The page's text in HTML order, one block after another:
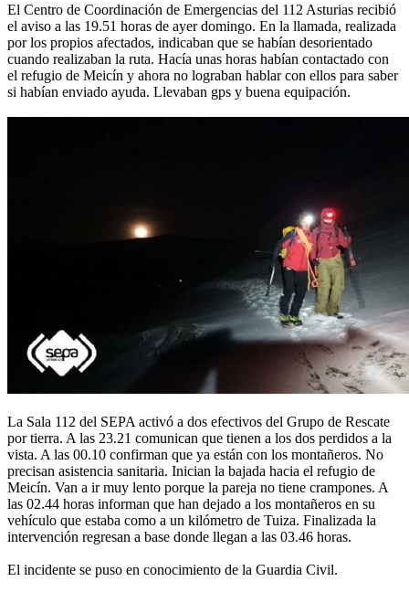
El Centro de Coordinación de Emergencias del 112 Asturias recibió
el aviso a las 19.51 horas de ayer domingo. En la llamada, realizada
por los propios afectados, indicaban que se habían desorientado
cuando realizaban la ruta. Hacía unas horas habían contactado con
el refugio de Meicín y ahora no lograban hablar con ellos para saber
si habían enviado ayuda. Llevaban gps y buena equipación.
La Sala 112 del SEPA activó a dos efectivos del Grupo de Rescate
por tierra. A las 23.21 comunican que tienen a los dos perdidos a la
vista. A las 00.10 confirman que ya están con los montañeros. No
precisan asistencia sanitaria. Inician la bajada hacia el refugio de
Meicín. Van a ir muy lento porque la pareja no tiene crampones. A
las 02.44 horas informan que han dejado a los montañeros en su
vehículo que estaba como a un kilómetro de Tuiza. Finalizada la
intervención regresan a base donde llegan a las 03.46 horas.
El incidente se puso en conocimiento de la Guardia Civil.